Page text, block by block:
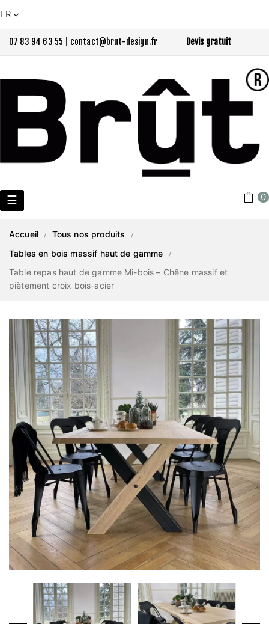
FR
07 83 94 63 55 contact@brut-design.fr Devis gratuit
Basculer
navigation
☰ 0
Accueil
Tous nos produits
Tables en bois massif haut de gamme
Table repas haut de gamme Mi-bois – Chêne massif et
piètement croix bois-acier